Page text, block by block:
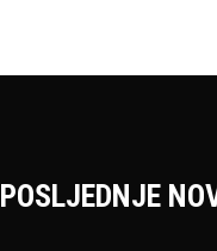
POSLJEDNJE